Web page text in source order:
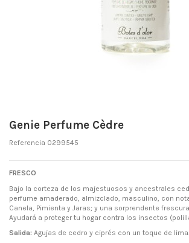
Genie Perfume Cèdre
Referencia 0299545
FRESCO
Bajo la corteza de los majestuosos y ancestrales
perfume amaderado, almizclado, masculino, con
Canela, Pimienta y Jaras; y una sorprendente
Ayudará a proteger tu hogar contra los insectos
Salida: Agujas de cedro y ciprés con un toque de lima.